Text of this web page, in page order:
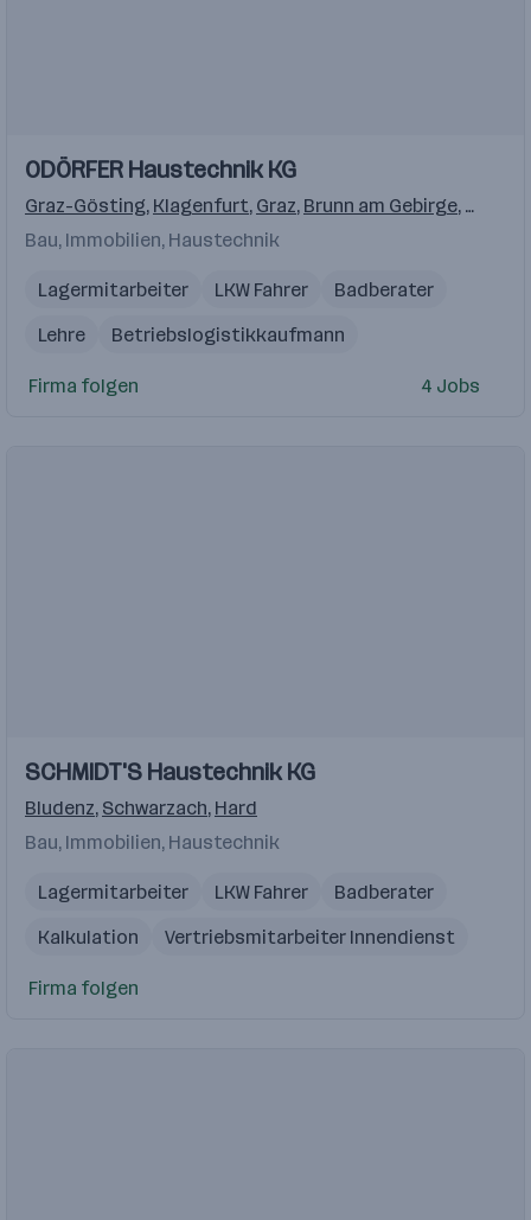
ODÖRFER Haustechnik KG
Graz-Gösting, Klagenfurt, Graz, Brunn am Gebirge, Wr.
Bau, Immobilien, Haustechnik
Lagermitarbeiter LKW Fahrer
Badberater
Lehre
Betriebslogistikkaufmann
Firma folgen 4 Jobs
SCHMIDT'S Haustechnik KG
Bludenz, Schwarzach, Hard
Bau, Immobilien, Haustechnik
Lagermitarbeiter LKW Fahrer
Badberater
Kalkulation
Vertriebsmitarbeiter Innendienst
Firma folgen